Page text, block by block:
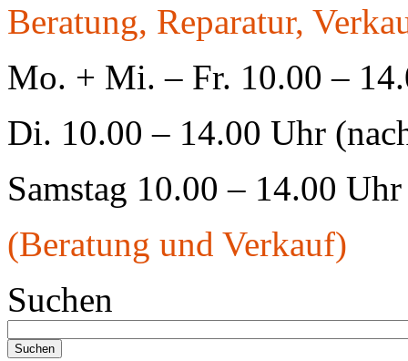
Beratung, Reparatur,
Mo. + Mi. – Fr. 10.00 –
Di. 10.00 – 14.00 Uhr
Samstag 10.00 – 14.00 Uhr
(Beratung und Verkauf)
Suchen